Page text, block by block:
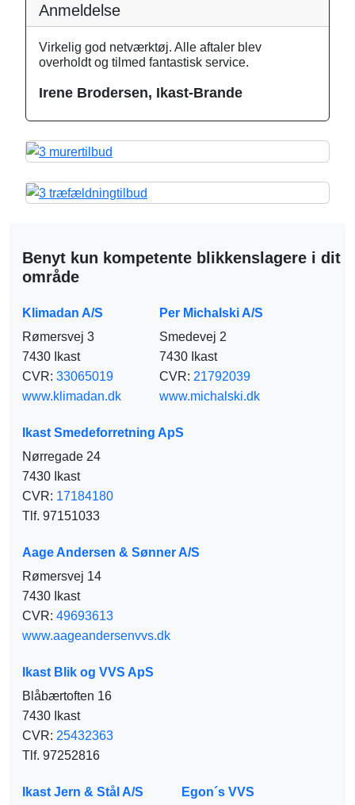
Anmeldelse
Virkelig god netværktøj. Alle aftaler blev
overholdt og tilmed fantastisk service.
Irene Brodersen, Ikast-Brande
Benyt kun kompetente blikkenslagere i dit
område
Klimadan A/S
Rømersvej 3
7430 Ikast
CVR: 33065019
www.klimadan.dk
Per Michalski A/S
Smedevej 2
7430 Ikast
CVR: 21792039
www.michalski.dk
Ikast Smedeforretning ApS
Nørregade 24
7430 Ikast
CVR: 17184180
Tlf. 97151033
Aage Andersen & Sønner A/S
Rømersvej 14
7430 Ikast
CVR: 49693613
www.aageandersenvvs.dk
Ikast Blik og VVS ApS
Blåbærtoften 16
7430 Ikast
CVR: 25432363
Tlf. 97252816
Ikast Jern & Stål A/S
Egon´s VVS